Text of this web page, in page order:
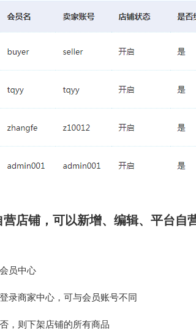
店铺，可以新增、编辑、平台自
员中心
录商家中心，可与会员账号不同
，则下架店铺的所有商品